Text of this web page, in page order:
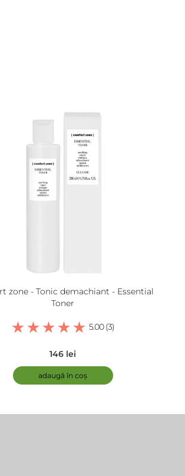
zone - Tonic demachiant - Essential
Toner
5.00 (3)
146 lei
adaugă în coș